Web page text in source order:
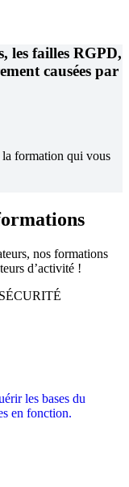
les failles RGPD,
causées par
la formation qui vous
nos formations
d’activité !
les bases du
en fonction.